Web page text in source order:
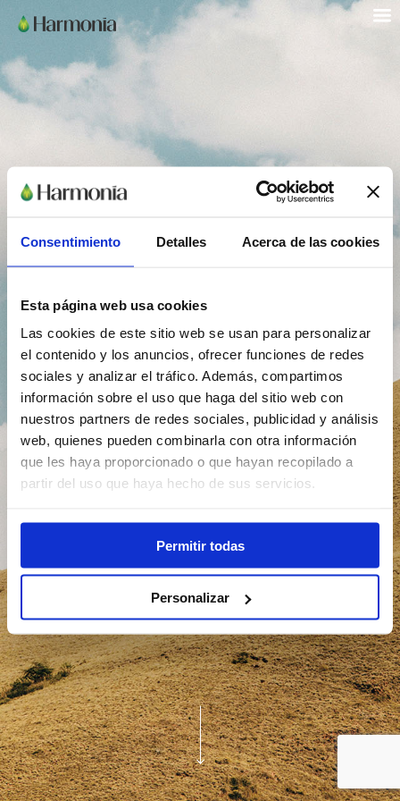
Consentimiento Detalles Acerca de las cookies
Esta página web usa cookies
Las cookies de este sitio web se usan para personalizar
el contenido y los anuncios, ofrecer funciones de redes
sociales y analizar el tráfico. Además, compartimos
información sobre el uso que haga del sitio web con
nuestros partners de redes sociales, publicidad y análisis
web, quienes pueden combinarla con otra información
que les haya proporcionado o que hayan recopilado a
partir del uso que haya hecho de sus servicios.
Permitir todas
Personalizar
Hola Harmonia
Adios problemas
Conócenos mejor